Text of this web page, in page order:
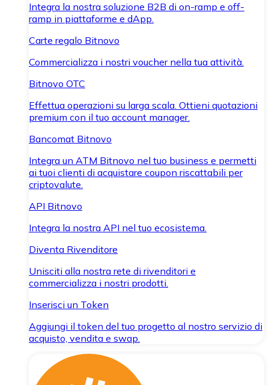
Integra la nostra soluzione B2B di on-ramp e off-
ramp in piattaforme e dApp.
Carte regalo Bitnovo
Commercializza i nostri voucher nella tua attività.
Bitnovo OTC
Effettua operazioni su larga scala. Ottieni quotazioni
premium con il tuo account manager.
Bancomat Bitnovo
Integra un ATM Bitnovo nel tuo business e permetti
ai tuoi clienti di acquistare coupon riscattabili per
criptovalute.
API Bitnovo
Integra la nostra API nel tuo ecosistema.
Diventa Rivenditore
Unisciti alla nostra rete di rivenditori e
commercializza i nostri prodotti.
Inserisci un Token
Aggiungi il token del tuo progetto al nostro servizio di
acquisto, vendita e swap.